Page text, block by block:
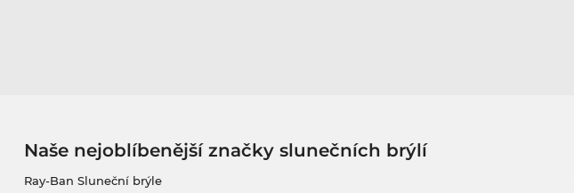
Naše nejoblíbenější značky slunečních brýlí
Ray-Ban Sluneční brýle